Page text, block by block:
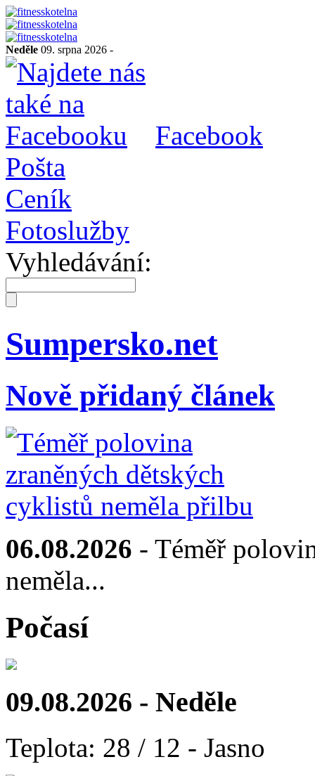
Neděle 09. srpna 2026 -
Facebook
Pošta
Ceník
Fotoslužby
Vyhledávání:
Sumpersko.net
Nově přidaný článek
06.08.2026 - Téměř
neměla...
Počasí
09.08.2026 - Neděle
Teplota: 28 / 12 - Jasno